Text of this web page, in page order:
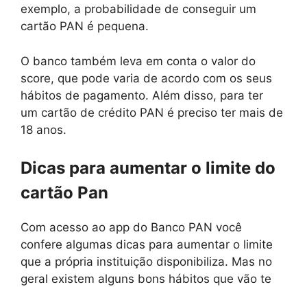
exemplo, a probabilidade de conseguir um
cartão PAN é pequena.
O banco também leva em conta o valor do
score, que pode varia de acordo com os seus
hábitos de pagamento. Além disso, para ter
um cartão de crédito PAN é preciso ter mais de
18 anos.
Dicas para aumentar o limite do
cartão Pan
Com acesso ao app do Banco PAN você
confere algumas dicas para aumentar o limite
que a própria instituição disponibiliza. Mas no
geral existem alguns bons hábitos que vão te